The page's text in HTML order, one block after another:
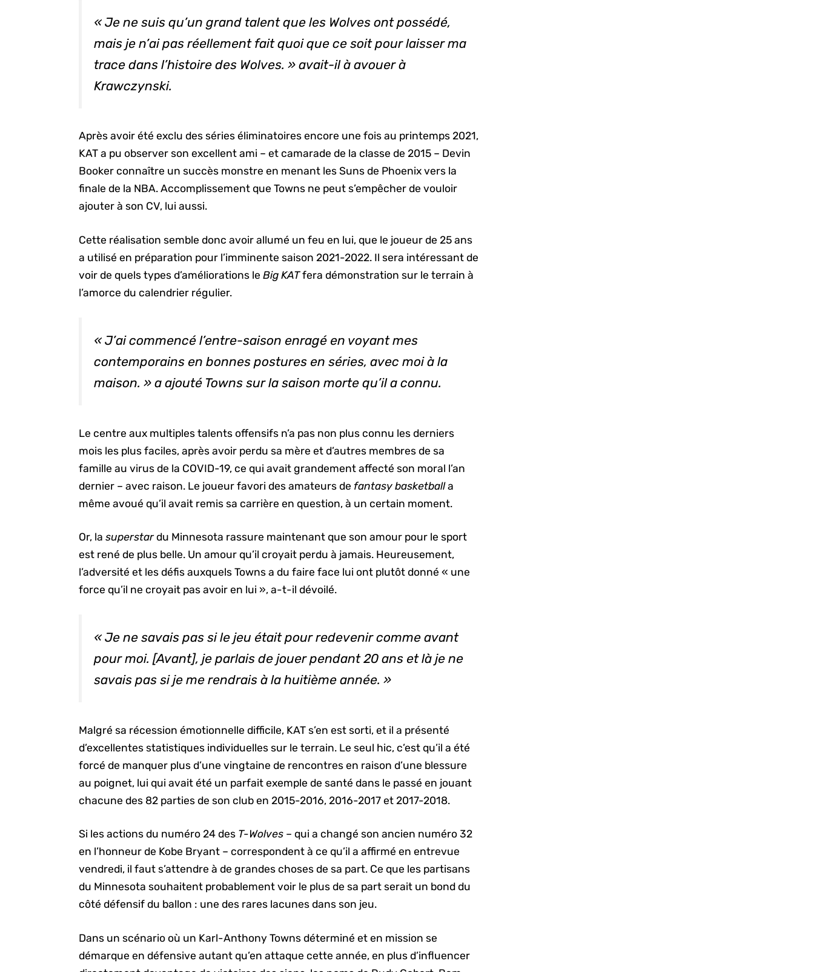
« Je ne suis qu’un grand talent que les Wolves ont possédé,
mais je n’ai pas réellement fait quoi que ce soit pour laisser ma
trace dans l’histoire des Wolves. » avait-il à avouer à
Krawczynski.
Après avoir été exclu des séries éliminatoires encore une fois au printemps 2021,
KAT a pu observer son excellent ami – et camarade de la classe de 2015 – Devin
Booker connaître un succès monstre en menant les Suns de Phoenix vers la
finale de la NBA. Accomplissement que Towns ne peut s’empêcher de vouloir
ajouter à son CV, lui aussi.
Cette réalisation semble donc avoir allumé un feu en lui, que le joueur de 25 ans
a utilisé en préparation pour l’imminente saison 2021-2022. Il sera intéressant de
voir de quels types d’améliorations leBig KATfera démonstration sur le terrain à
l’amorce du calendrier régulier.
« J’ai commencé l’entre-saison enragé en voyant mes
contemporains en bonnes postures en séries, avec moi à la
maison. » a ajouté Towns sur la saison morte qu’il a connu.
Le centre aux multiples talents offensifs n’a pas non plus connu les derniers
mois les plus faciles, après avoir perdu sa mère et d’autres membres de sa
famille au virus de la COVID-19, ce qui avait grandement affecté son moral l’an
dernier – avec raison. Le joueur favori des amateurs de fantasy basketballa
même avoué qu’il avait remis sa carrière en question, à un certain moment.
Or, lasuperstardu Minnesota rassure maintenant que son amour pour le sport
est rené de plus belle. Un amour qu’il croyait perdu à jamais. Heureusement,
l’adversité et les défis auxquels Towns a du faire face lui ont plutôt donné « une
force qu’il ne croyait pas avoir en lui », a-t-il dévoilé.
« Je ne savais pas si le jeu était pour redevenir comme avant
pour moi. [Avant], je parlais de jouer pendant 20 ans et là je ne
savais pas si je me rendrais à la huitième année. »
Malgré sa récession émotionnelle difficile, KAT s’en est sorti, et il a présenté
d’excellentes statistiques individuelles sur le terrain. Le seul hic, c’est qu’il a été
forcé de manquer plus d’une vingtaine de rencontres en raison d’une blessure
au poignet, lui qui avait été un parfait exemple de santé dans le passé en jouant
chacune des 82 parties de son club en 2015-2016, 2016-2017 et 2017-2018.
Si les actions du numéro 24 des T-Wolves – qui a changé son ancien numéro 32
en l’honneur de Kobe Bryant – correspondent à ce qu’il a affirmé en entrevue
vendredi, il faut s’attendre à de grandes choses de sa part. Ce que les partisans
du Minnesota souhaitent probablement voir le plus de sa part serait un bond du
côté défensif du ballon : une des rares lacunes dans son jeu.
Dans un scénario où un Karl-Anthony Towns déterminé et en mission se
démarque en défensive autant qu’en attaque cette année, en plus d’influencer